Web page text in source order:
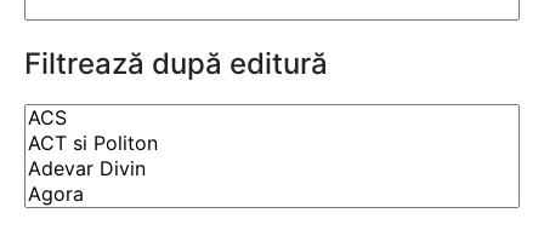
Filtrează după editură